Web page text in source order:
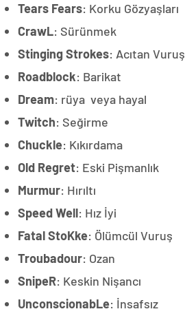
Tears Fears: Korku Gözyaşları
CrawL: Sürünmek
Stinging Strokes: Acıtan Vuruş
Roadblock: Barikat
Dream: rüya veya hayal
Twitch: Seğirme
Chuckle: Kıkırdama
Old Regret: Eski Pişmanlık
Murmur: Hırıltı
Speed Well: Hız İyi
Fatal StoKke: Ölümcül Vuruş
Troubadour: Ozan
SnipeR: Keskin Nişancı
UnconscionabLe: İnsafsız